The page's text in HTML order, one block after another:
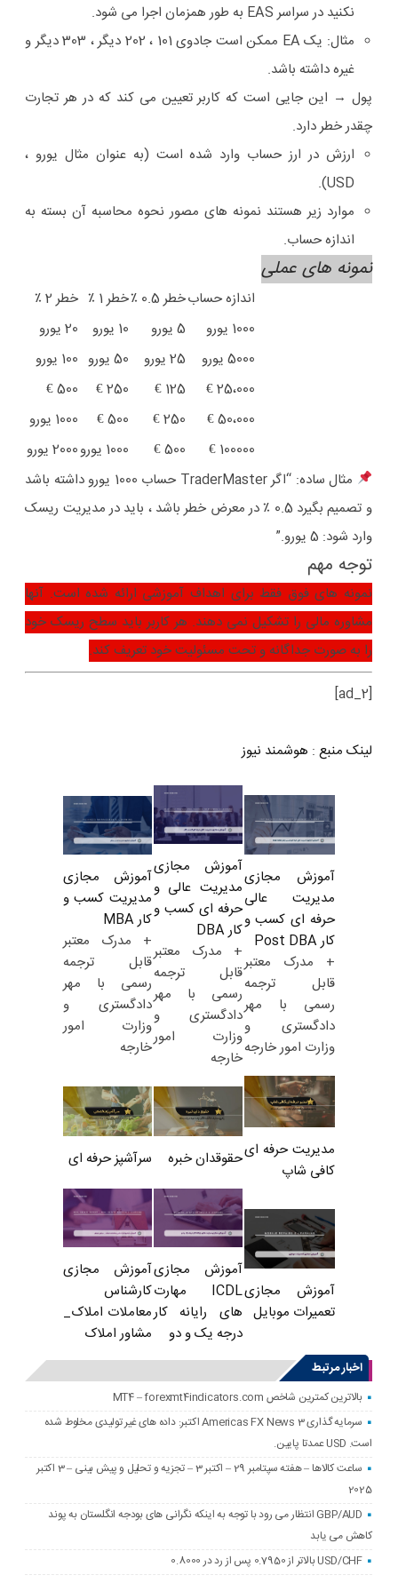
نکنید در سراسر EAS به طور همزمان اجرا می شود.
مثال: یک EA ممکن است جادوی 101 ، 202 دیگر ، 303 دیگر و
غیره داشته باشد.
پول → این جایی است که کاربر تعیین می کند که در هر تجارت
چقدر خطر دارد.
ارزش در ارز حساب وارد شده است (به عنوان مثال یورو ،
USD).
موارد زیر هستند نمونه های مصور نحوه محاسبه آن بسته به
اندازه حساب.
نمونه های عملی
اندازه حسابخطر 0.5 ٪ خطر 1 ٪
خطر 2 ٪
1000 یورو
5 یورو 10 یورو
20 یورو
5000 یورو
25 یورو 50 یورو
100 یورو
25،000 €
125 €
250 €
500 €
50،000 €
250 €
500 €
1000 یورو
100000 €
500 € 1000 یورو
2000 یورو
مثال ساده:
“اگر TraderMaster حساب 1000 یورو داشته باشد
و تصمیم بگیرد 0.5 ٪ در معرض خطر باشد ، باید در مدیریت ریسک
وارد شود: 5 یورو.”
توجه مهم
نمونه های فوق فقط برای اهداف آموزشی ارائه شده است. آنها
مشاوره مالی را تشکیل نمی دهند. هر کاربر باید سطح ریسک خود
را به صورت جداگانه و تحت مسئولیت خود تعریف کند.
[ad_2]
لینک منبع : هوشمند نیوز
آموزش مجازی
مدیریت عالی
حرفه ای کسب و
کار Post DBA
+ مدرک معتبر
قابل ترجمه
رسمی با مهر
دادگستری و
وزارت امور خارجه
آموزش مجازی
مدیریت عالی و
حرفه ای کسب و
کار DBA
+ مدرک معتبر
قابل ترجمه
رسمی با مهر
دادگستری و
وزارت امور
خارجه
آموزش مجازی
مدیریت کسب و
کار MBA
+ مدرک معتبر
قابل ترجمه
رسمی با مهر
دادگستری و
وزارت امور
خارجه
مدیریت حرفه ای
کافی شاپ
حقوقدان خبره سرآشپز حرفه ای
آموزش مجازی
تعمیرات موبایل
آموزش مجازی
ICDL مهارت
های رایانه کار
درجه یک و دو
آموزش مجازی
کارشناس
معاملات املاک_
مشاور املاک
اخبار مرتبط
بالاترین کمترین شاخص MT4 – forexmt4indicators.com
سرمایه گذاری Americas FX News 3 اکتبر: داده های غیر تولیدی مخلوط شده
است. USD عمدتا پایین.
ساعت کالاها – هفته سپتامبر 29 – اکتبر 3 – تجزیه و تحلیل و پیش بینی – 3 اکتبر
2025
GBP/AUD انتظار می رود با توجه به اینکه نگرانی های بودجه انگلستان به پوند
کاهش می یابد
USD/CHF بالاتر از 0.7950 پس از رد در 0.8000